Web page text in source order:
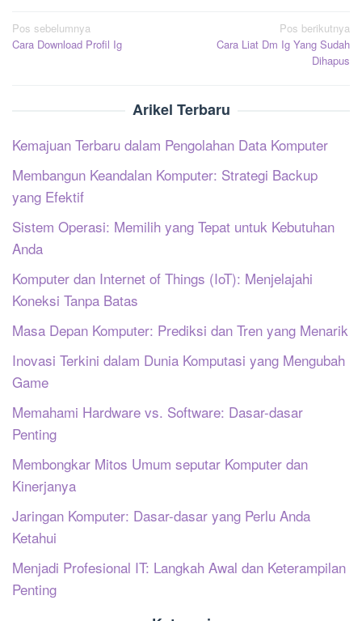
Navigasi
pos
Pos sebelumnya
Cara Download Profil Ig
Pos berikutnya
Cara Liat Dm Ig Yang Sudah
Dihapus
Arikel Terbaru
Kemajuan Terbaru dalam Pengolahan Data Komputer
Membangun Keandalan Komputer: Strategi Backup
yang Efektif
Sistem Operasi: Memilih yang Tepat untuk Kebutuhan
Anda
Komputer dan Internet of Things (IoT): Menjelajahi
Koneksi Tanpa Batas
Masa Depan Komputer: Prediksi dan Tren yang Menarik
Inovasi Terkini dalam Dunia Komputasi yang Mengubah
Game
Memahami Hardware vs. Software: Dasar-dasar
Penting
Membongkar Mitos Umum seputar Komputer dan
Kinerjanya
Jaringan Komputer: Dasar-dasar yang Perlu Anda
Ketahui
Menjadi Profesional IT: Langkah Awal dan Keterampilan
Penting